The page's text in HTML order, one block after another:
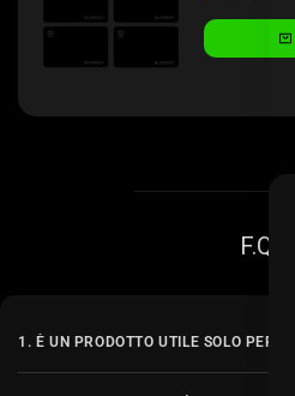
F.Q.A.
1. È UN PRODOTTO UTILE SOLO PER